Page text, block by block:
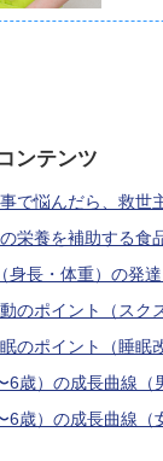
ンテンツ
で悩んだら、救世
栄養を補助する食
身長・体重）の発
のポイント（スク
のポイント（睡眠
6歳）の成長曲線（
6歳）の成長曲線（